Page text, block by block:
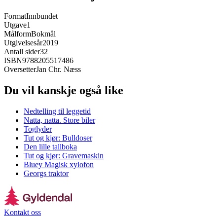
FormatInnbundet
Utgave1
MålformBokmål
Utgivelsesår2019
Antall sider32
ISBN9788205517486
OversetterJan Chr. Næss
Du vil kanskje også like
Nedtelling til leggetid
Natta, natta. Store biler
Toglyder
Tut og kjør: Bulldoser
Den lille tallboka
Tut og kjør: Gravemaskin
Bluey Magisk xylofon
Georgs traktor
Kontakt oss